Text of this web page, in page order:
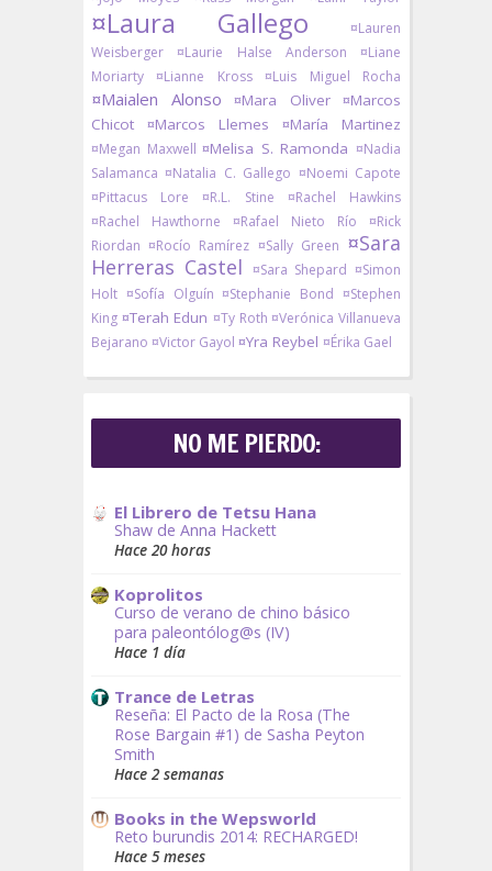
¤Laura Gallego
¤Lauren
Weisberger
¤Laurie Halse Anderson
¤Liane
Moriarty
¤Lianne Kross ¤Luis Miguel Rocha
¤Maialen Alonso ¤Mara Oliver
¤Marcos
Chicot
¤Marcos Llemes ¤María Martinez
¤Megan Maxwell ¤Melisa S. Ramonda ¤Nadia
Salamanca ¤Natalia C. Gallego ¤Noemi Capote
¤Pittacus Lore
¤R.L. Stine
¤Rachel Hawkins
¤Rachel Hawthorne
¤Rafael Nieto Río
¤Rick
Riordan ¤Rocío Ramírez ¤Sally Green ¤Sara
Herreras Castel
¤Sara Shepard ¤Simon
Holt ¤Sofía Olguín ¤Stephanie Bond ¤Stephen
King ¤Terah Edun ¤Ty Roth ¤Verónica Villanueva
Bejarano ¤Victor Gayol ¤Yra Reybel ¤Érika Gael
NO ME PIERDO:
El Librero de Tetsu Hana
Shaw de Anna Hackett
Hace 20 horas
Koprolitos
Curso de verano de chino básico
para paleontólog@s (IV)
Hace 1 día
Trance de Letras
Reseña: El Pacto de la Rosa (The
Rose Bargain #1) de Sasha Peyton
Smith
Hace 2 semanas
Books in the Wepsworld
Reto burundis 2014: RECHARGED!
Hace 5 meses